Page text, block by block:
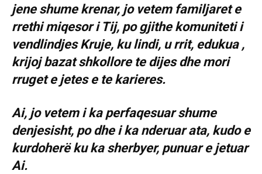
jene shume krenar, jo vetem familjaret e
rrethi miqesor i Tij, po gjithe komuniteti i
vendlindjes Kruje, ku lindi, u rrit, edukua ,
krijoj bazat shkollore te dijes dhe mori
rruget e jetes e te karieres.
Ai, jo vetem i ka perfaqesuar shume
denjesisht, po dhe i ka nderuar ata, kudo e
kurdoherë ku ka sherbyer, punuar e jetuar
Ai.